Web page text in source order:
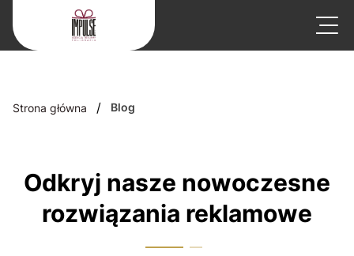
Strona główna / Blog
Odkryj nasze nowoczesne
rozwiązania reklamowe